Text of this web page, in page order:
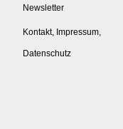
Newsletter
Kontakt, Impressum,
Datenschutz